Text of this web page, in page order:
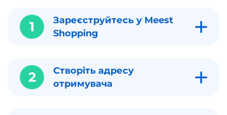
1
Зареєструйтесь у Meest
Shopping
2
Створіть адресу
отримувача